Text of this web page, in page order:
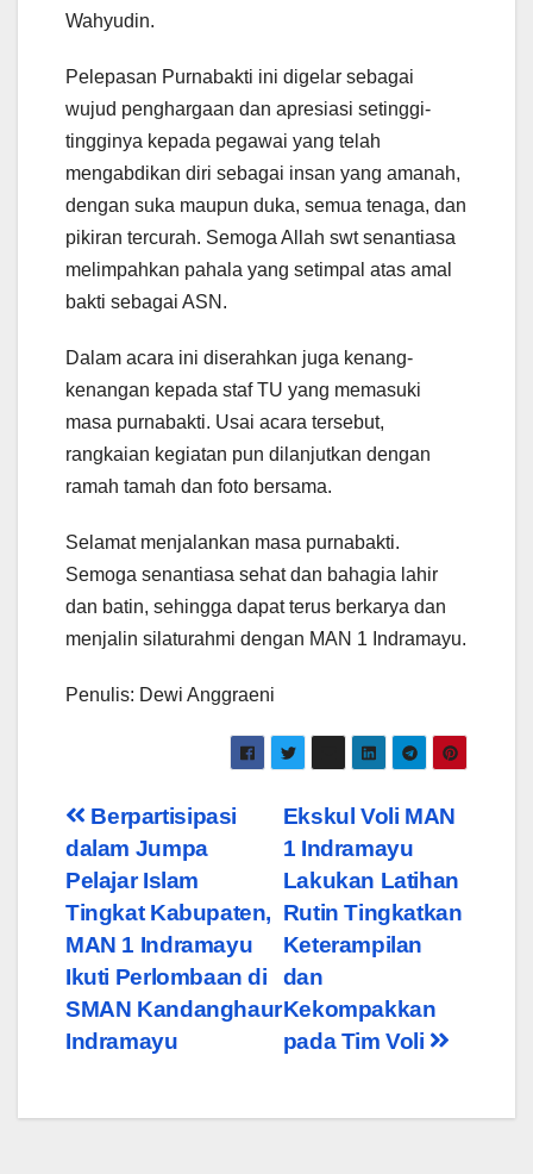
Wahyudin.
Pelepasan Purnabakti ini digelar sebagai
wujud penghargaan dan apresiasi setinggi-
tingginya kepada pegawai yang telah
mengabdikan diri sebagai insan yang amanah,
dengan suka maupun duka, semua tenaga, dan
pikiran tercurah. Semoga Allah swt senantiasa
melimpahkan pahala yang setimpal atas amal
bakti sebagai ASN.
Dalam acara ini diserahkan juga kenang-
kenangan kepada staf TU yang memasuki
masa purnabakti. Usai acara tersebut,
rangkaian kegiatan pun dilanjutkan dengan
ramah tamah dan foto bersama.
Selamat menjalankan masa purnabakti.
Semoga senantiasa sehat dan bahagia lahir
dan batin, sehingga dapat terus berkarya dan
menjalin silaturahmi dengan MAN 1 Indramayu.
Penulis: Dewi Anggraeni
Post
navigation
Ekskul Voli MAN
1 Indramayu
Lakukan Latihan
Rutin Tingkatkan
Keterampilan
dan
Kekompakkan
pada Tim Voli
Berpartisipasi
dalam Jumpa
Pelajar Islam
Tingkat Kabupaten,
MAN 1 Indramayu
Ikuti Perlombaan di
SMAN Kandanghaur
Indramayu